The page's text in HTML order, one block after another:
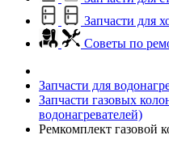
Запчасти для
Советы по
Запчасти для
Запчасти газовых
водонагревателей)
Ремкомплект газовой